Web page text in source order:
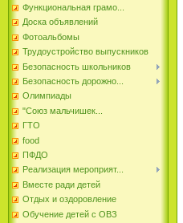
Функциональная грамо...
Доска объявлений
Фотоальбомы
Трудоустройство выпускников
Безопасность школьников
Безопасность дорожно...
Олимпиады
"Союз мальчишек...
ГТО
food
ПФДО
Реализация мероприят...
Вместе ради детей
Отдых и оздоровление
Обучение детей с ОВЗ